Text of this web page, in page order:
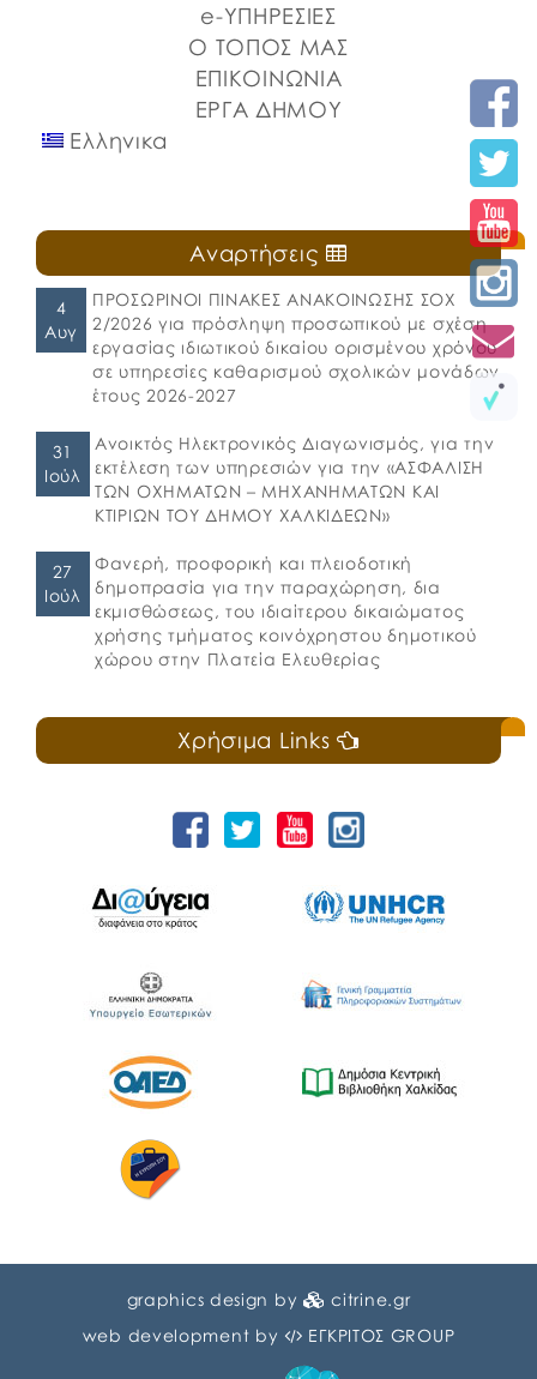
e-ΥΠΗΡΕΣΙΕΣ
Ο ΤΟΠΟΣ ΜΑΣ
ΕΠΙΚΟΙΝΩΝΙΑ
ΕΡΓΑ ΔΗΜΟΥ
Ελληνικα
Αναρτήσεις
4
Αυγ
ΠΡΟΣΩΡΙΝΟΙ ΠΙΝΑΚΕΣ ΑΝΑΚΟΙΝΩΣΗΣ ΣΟΧ
2/2026 για πρόσληψη προσωπικού με σχέση
εργασίας ιδιωτικού δικαίου ορισμένου χρόνου
σε υπηρεσίες καθαρισμού σχολικών μονάδων
έτους 2026-2027
31
Ιούλ
Ανοικτός Ηλεκτρονικός Διαγωνισμός, για την
εκτέλεση των υπηρεσιών για την «ΑΣΦΑΛΙΣΗ
ΤΩΝ ΟΧΗΜΑΤΩΝ – ΜΗΧΑΝΗΜΑΤΩΝ ΚΑΙ
ΚΤΙΡΙΩΝ ΤΟΥ ΔΗΜΟΥ ΧΑΛΚΙΔΕΩΝ»
27
Ιούλ
Φανερή, προφορική και πλειοδοτική
δημοπρασία για την παραχώρηση, δια
εκμισθώσεως, του ιδιαίτερου δικαιώματος
χρήσης τμήματος κοινόχρηστου δημοτικού
χώρου στην Πλατεία Ελευθερίας
Χρήσιμα Links
graphics design by
citrine.gr
web development by
ΕΓΚΡΙΤΟΣ GROUP